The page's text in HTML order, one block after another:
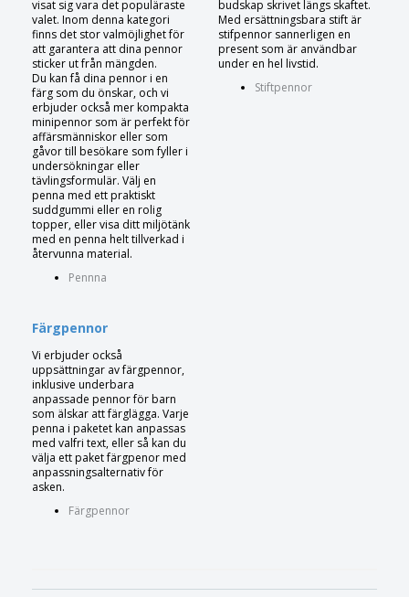
visat sig vara det populäraste
valet. Inom denna kategori
finns det stor valmöjlighet för
att garantera att dina pennor
sticker ut från mängden.
Du kan få dina pennor i en
färg som du önskar, och vi
erbjuder också mer kompakta
minipennor som är perfekt för
affärsmänniskor eller som
gåvor till besökare som fyller i
undersökningar eller
tävlingsformulär. Välj en
penna med ett praktiskt
suddgummi eller en rolig
topper, eller visa ditt miljötänk
med en penna helt tillverkad i
återvunna material.
Pennna
budskap skrivet längs skaftet.
Med ersättningsbara stift är
stifpennor sannerligen en
present som är användbar
under en hel livstid.
Stiftpennor
Färgpennor
Vi erbjuder också
uppsättningar av färgpennor,
inklusive underbara
anpassade pennor för barn
som älskar att färglägga. Varje
penna i paketet kan anpassas
med valfri text, eller så kan du
välja ett paket färgpenor med
anpassningsalternativ för
asken.
Färgpennor